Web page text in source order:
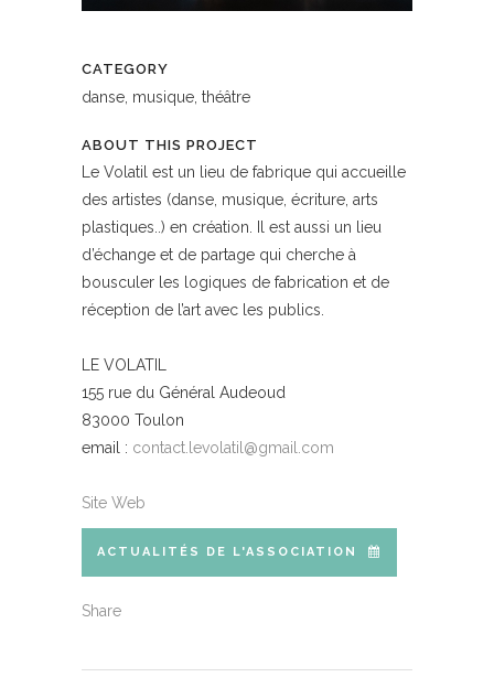
CATEGORY
danse, musique, théâtre
ABOUT THIS PROJECT
Le Volatil est un lieu de fabrique qui accueille
des artistes (danse, musique, écriture, arts
plastiques..) en création. Il est aussi un lieu
d’échange et de partage qui cherche à
bousculer les logiques de fabrication et de
réception de l’art avec les publics.
LE VOLATIL
155 rue du Général Audeoud
83000 Toulon
email : contact.levolatil@gmail.com
Site Web
ACTUALITÉS DE L'ASSOCIATION
Share